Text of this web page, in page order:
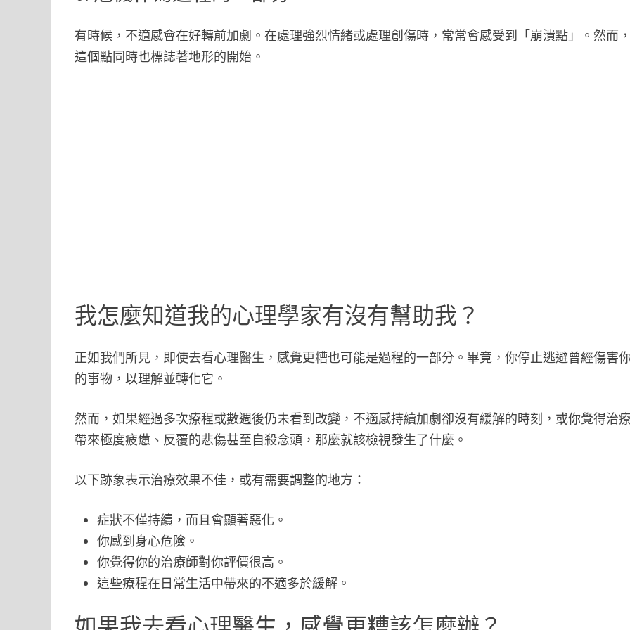
有時候，不適感會在好轉前加劇。在處理強烈情緒或處理創傷時，常常會感受到「崩潰點」。然而
這個點同時也標誌著地形的開始。
我怎麼知道我的心理學家有沒有幫助我？
正如我們所見，即使去看心理醫生，感覺更糟也可能是過程的一部分。畢竟，你停止逃避曾經傷害
的事物，以理解並轉化它。
然而，如果經過多次療程或數週後仍未看到改變，不適感持續加劇卻沒有緩解的時刻，或你覺得治
帶來極度疲憊、反覆的悲傷甚至自殺念頭，那麼就該檢視發生了什麼。
以下跡象表示治療效果不佳，或有需要調整的地方：
症狀不僅持續，而且會顯著惡化。
你感到身心危險。
你覺得你的治療師對你評價很高。
這些療程在日常生活中帶來的不適多於緩解。